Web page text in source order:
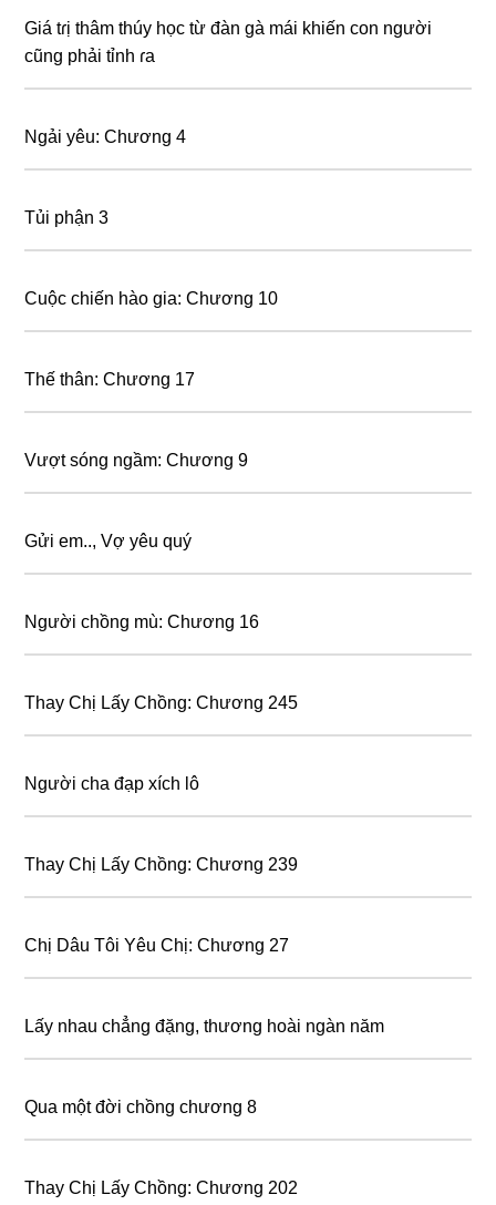
Giá tɾị thâm thúy học từ đàn gà mái khiến con người
cũng phải tỉnh ɾa
Ngải yêu: Chương 4
Tủi phận 3
Cuộc chiến hào gia: Chương 10
Thế thân: Chương 17
Vượt sóng ngầm: Chương 9
Gửi em.., Vợ yêu quý
Người chồng mù: Chương 16
Thay Chị Lấy Chồng: Chương 245
Người cha đạp xích lô
Thay Chị Lấy Chồng: Chương 239
Chị Dâu Tôi Yêu Chị: Chương 27
Lấy nhau chẳng đặng, thương hoài ngàn năm
Qua một đời chồng chương 8
Thay Chị Lấy Chồng: Chương 202